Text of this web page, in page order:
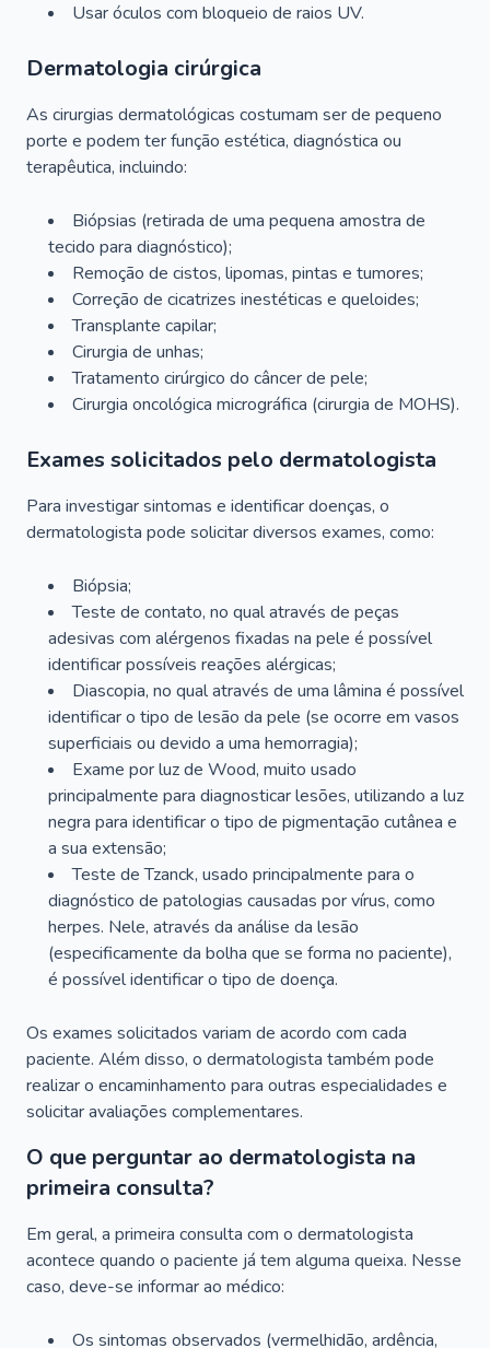
Usar óculos com bloqueio de raios UV.
Dermatologia cirúrgica
As cirurgias dermatológicas costumam ser de pequeno
porte e podem ter função estética, diagnóstica ou
terapêutica, incluindo:
Biópsias (retirada de uma pequena amostra de
tecido para diagnóstico);
Remoção de cistos, lipomas, pintas e tumores;
Correção de cicatrizes inestéticas e queloides;
Transplante capilar;
Cirurgia de unhas;
Tratamento cirúrgico do câncer de pele;
Cirurgia oncológica micrográfica (cirurgia de MOHS).
Exames solicitados pelo dermatologista
Para investigar sintomas e identificar doenças, o
dermatologista pode solicitar diversos exames, como:
Biópsia;
Teste de contato, no qual através de peças
adesivas com alérgenos fixadas na pele é possível
identificar possíveis reações alérgicas;
Diascopia, no qual através de uma lâmina é possível
identificar o tipo de lesão da pele (se ocorre em vasos
superficiais ou devido a uma hemorragia);
Exame por luz de Wood, muito usado
principalmente para diagnosticar lesões, utilizando a luz
negra para identificar o tipo de pigmentação cutânea e
a sua extensão;
Teste de Tzanck, usado principalmente para o
diagnóstico de patologias causadas por vírus, como
herpes. Nele, através da análise da lesão
(especificamente da bolha que se forma no paciente),
é possível identificar o tipo de doença.
Os exames solicitados variam de acordo com cada
paciente. Além disso, o dermatologista também pode
realizar o encaminhamento para outras especialidades e
solicitar avaliações complementares.
O que perguntar ao dermatologista na
primeira consulta?
Em geral, a primeira consulta com o dermatologista
acontece quando o paciente já tem alguma queixa. Nesse
caso, deve-se informar ao médico:
Os sintomas observados (vermelhidão, ardência,